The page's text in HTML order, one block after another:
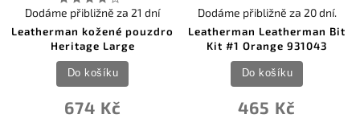
Leatherman kožené pouzdro
Heritage Large
Dodáme přibližně za 21 dní
674 Kč
Do košíku
Leatherman Leatherman Bit
Kit #1 Orange 931043
Dodáme přibližně za 20 dní.
465 Kč
Do košíku